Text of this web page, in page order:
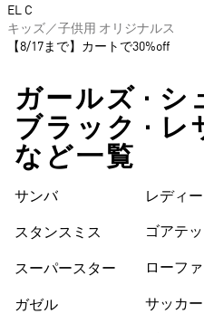
EL C
キッズ／子供用 オリジナルス
【8/17まで】カートで30%off
ガールズ • シ
ブラック •
など一覧
サンバ
スタンスミス
スーパースター
ガゼル
レディ
ゴアテ
ローフ
サッカ